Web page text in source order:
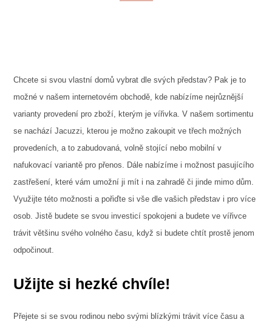
Chcete si svou vlastní domů vybrat dle svých představ? Pak je to
možné v našem internetovém obchodě, kde nabízíme nejrůznější
varianty provedení pro zboží, kterým je vířivka. V našem sortimentu
se nachází Jacuzzi, kterou je možno zakoupit ve třech možných
provedeních, a to zabudovaná, volně stojící nebo mobilní v
nafukovací variantě pro přenos. Dále nabízíme i možnost pasujícího
zastřešení, které vám umožní ji mít i na zahradě či jinde mimo dům.
Využijte této možnosti a pořiďte si vše dle vašich představ i pro více
osob. Jistě budete se svou investicí spokojeni a budete ve vířivce
trávit většinu svého volného času, když si budete chtít prostě jenom
odpočinout.
Užijte si hezké chvíle!
Přejete si se svou rodinou nebo svými blízkými trávit více času a